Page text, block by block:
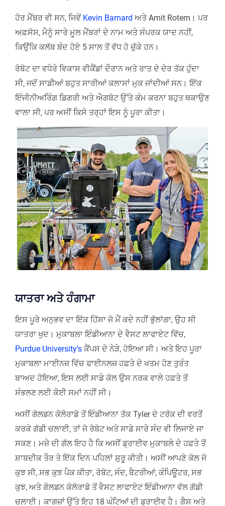
ਹੋਰ ਮੈਂਬਰ ਵੀ ਸਨ, ਜਿਵੇਂ Kevin Barnard ਅਤੇ Amit Rotem। ਪਰ
ਅਫ਼ਸੋਸ, ਮੈਨੂੰ ਸਾਰੇ ਮੂਲ ਮੈਂਬਰਾਂ ਦੇ ਨਾਮ ਅਤੇ ਸੰਪਰਕ ਯਾਦ ਨਹੀਂ,
ਕਿਉਂਕਿ ਕਲੱਬ ਬੰਦ ਹੋਏ 5 ਸਾਲ ਤੋਂ ਵੱਧ ਹੋ ਚੁੱਕੇ ਹਨ।
ਰੋਬੋਟ ਦਾ ਵਧੇਰੇ ਵਿਕਾਸ ਵੀਕੈਂਡਾਂ ਦੌਰਾਨ ਅਤੇ ਰਾਤ ਦੇ ਦੇਰ ਤੱਕ ਹੁੰਦਾ
ਸੀ, ਜਦੋਂ ਸਾਡੀਆਂ ਬਹੁਤ ਸਾਰੀਆਂ ਕਲਾਸਾਂ ਮੁਕ ਜਾਂਦੀਆਂ ਸਨ। ਇੱਕ
ਇੰਜੀਨੀਅਰਿੰਗ ਡਿਗਰੀ ਅਤੇ ਐਗਬੋਟ ਉੱਤੇ ਕੰਮ ਕਰਨਾ ਬਹੁਤ ਥਕਾਉਣ
ਵਾਲਾ ਸੀ, ਪਰ ਅਸੀਂ ਕਿਸੇ ਤਰ੍ਹਾਂ ਇਸ ਨੂੰ ਪੂਰਾ ਕੀਤਾ।
ਯਾਤਰਾ ਅਤੇ ਹੰਗਾਮਾ
ਇਸ ਪੂਰੇ ਅਨੁਭਵ ਦਾ ਇੱਕ ਹਿੱਸਾ ਜੋ ਮੈਂ ਕਦੇ ਨਹੀਂ ਭੁੱਲਾਂਗਾ, ਉਹ ਸੀ
ਯਾਤਰਾ ਖੁਦ। ਮੁਕਾਬਲਾ ਇੰਡੀਆਨਾ ਦੇ ਵੈਸਟ ਲਾਫਾਏਟ ਵਿੱਚ,
Purdue University’s ਕੈਂਪਸ ਦੇ ਨੇੜੇ, ਹੋਇਆ ਸੀ। ਅਤੇ ਇਹ ਪੂਰਾ
ਮੁਕਾਬਲਾ ਮਾਈਨਜ਼ ਵਿੱਚ ਫਾਈਨਲਜ਼ ਹਫ਼ਤੇ ਦੇ ਖਤਮ ਹੋਣ ਤੁਰੰਤ
ਬਾਅਦ ਹੋਇਆ, ਇਸ ਲਈ ਸਾਡੇ ਕੋਲ ਉਸ ਨਰਕ ਵਾਲੇ ਹਫ਼ਤੇ ਤੋਂ
ਸੰਭਲਣ ਲਈ ਕੋਈ ਸਮਾਂ ਨਹੀਂ ਸੀ।
ਅਸੀਂ ਗੋਲਡਨ ਕੋਲੋਰਾਡੋ ਤੋਂ ਇੰਡੀਆਨਾ ਤੱਕ Tyler ਦੇ ਟਰੱਕ ਦੀ ਵਰਤੋਂ
ਕਰਕੇ ਗੱਡੀ ਚਲਾਈ, ਤਾਂ ਜੋ ਰੋਬੋਟ ਅਤੇ ਸਾਡੇ ਸਾਰੇ ਸੰਦ ਵੀ ਲਿਜਾਏ ਜਾ
ਸਕਣ। ਮਜ਼ੇ ਦੀ ਗੱਲ ਇਹ ਹੈ ਕਿ ਅਸੀਂ ਡ੍ਰਾਈਵ ਮੁਕਾਬਲੇ ਦੇ ਹਫ਼ਤੇ ਤੋਂ
ਸ਼ਾਬਦੀਕ ਤੌਰ ਤੇ ਇੱਕ ਦਿਨ ਪਹਿਲਾਂ ਸ਼ੁਰੂ ਕੀਤੀ। ਅਸੀਂ ਆਪਣੇ ਕੋਲ ਜੋ
ਕੁਝ ਸੀ, ਸਭ ਕੁਝ ਪੈਕ ਕੀਤਾ, ਰੋਬੋਟ, ਸੰਦ, ਬੈਟਰੀਆਂ, ਕੰਪਿਊਟਰ, ਸਭ
ਕੁਝ, ਅਤੇ ਗੋਲਡਨ ਕੋਲੋਰਾਡੋ ਤੋਂ ਵੈਸਟ ਲਾਫਾਏਟ ਇੰਡੀਆਨਾ ਵੱਲ ਗੱਡੀ
ਚਲਾਈ। ਕਾਗਜ਼ਾਂ ਉੱਤੇ ਇਹ 18 ਘੰਟਿਆਂ ਦੀ ਡ੍ਰਾਈਵ ਹੈ। ਗੈਸ ਅਤੇ